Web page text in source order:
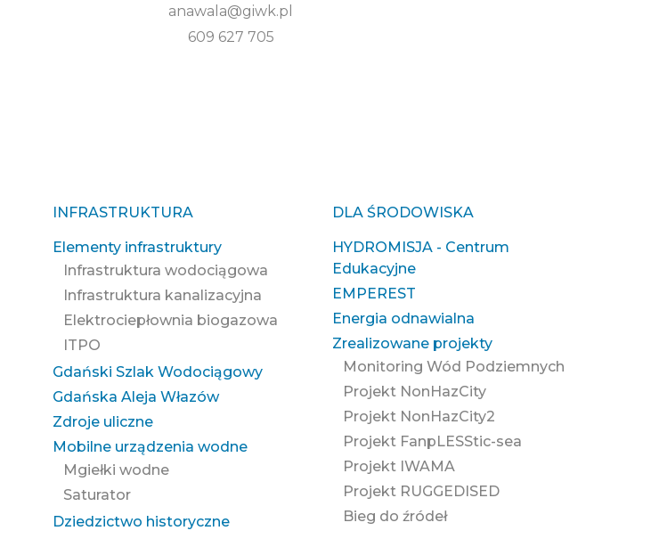
anawala@giwk.pl
609 627 705
INFRASTRUKTURA
Elementy infrastruktury
Infrastruktura wodociągowa
Infrastruktura kanalizacyjna
Elektrociepłownia biogazowa
ITPO
Gdański Szlak Wodociągowy
Gdańska Aleja Włazów
Zdroje uliczne
Mobilne urządzenia wodne
Mgiełki wodne
Saturator
Dziedzictwo historyczne
DLA ŚRODOWISKA
HYDROMISJA - Centrum
Edukacyjne
EMPEREST
Energia odnawialna
Zrealizowane projekty
Monitoring Wód Podziemnych
Projekt NonHazCity
Projekt NonHazCity2
Projekt FanpLESStic-sea
Projekt IWAMA
Projekt RUGGEDISED
Bieg do źródeł